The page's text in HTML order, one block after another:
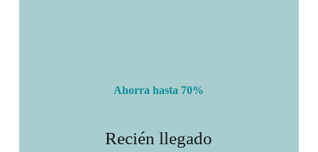
Ahorra hasta 70%
Recién llegado